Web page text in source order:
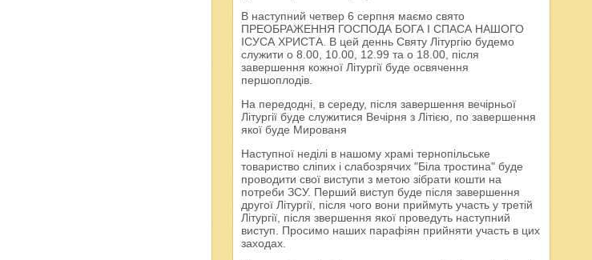
В наступний четвер 6 серпня маємо свято
ПРЕОБРАЖЕННЯ ГОСПОДА БОГА І СПАСА НАШОГО
ІСУСА ХРИСТА. В цей деннь Святу Літургію будемо
служити о 8.00, 10.00, 12.99 та о 18.00, після
завершення кожної Літургії буде освячення
першоплодів.
На передодні, в середу, після завершення вечірньої
Літургії буде служитися Вечірня з Літією, по завершення
якої буде Мированя
Наступної неділі в нашому храмі тернопільське
товариство сліпих і слабозрячих "Біла тростина" буде
проводити свої виступи з метою зібрати кошти на
потреби ЗСУ. Перший виступ буде після завершення
другої Літургії, після чого вони приймуть участь у третій
Літургії, після звершення якої проведуть наступний
виступ. Просимо наших парафіян прийняти участь в цих
заходах.